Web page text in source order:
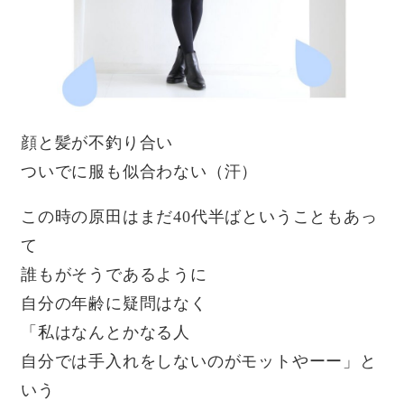
顔と髪が不釣り合い
ついでに服も似合わない（汗）
この時の原田はまだ40代半ばということもあっ
て
誰もがそうであるように
自分の年齢に疑問はなく
「私はなんとかなる人
自分では手入れをしないのがモットやーー」と
いう